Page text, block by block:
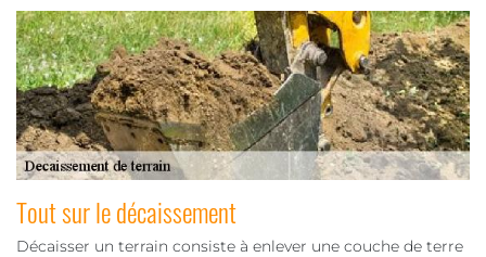
Tout sur le décaissement
Décaisser un terrain consiste à enlever une couche de terre